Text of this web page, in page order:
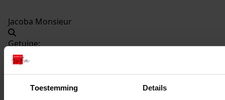
Toestemming Details
Jacoba Monsieur
Getuige:
Jacoba Monsieur
Kerkelijke gezindte: